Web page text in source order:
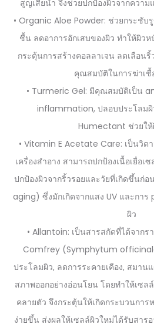
สูญเสียน้ำ จึงช่วยปกป้องผิวจากควา
• Organic Aloe Powder: ช่วยกระชั
ชื้น ลดอาการอักเสบของผิว ทำให้ผิว
กระตุ้นการสร้างคอลลาเจน ลดเลือน
คุณสมบัติในการฆ่าเชื้
• Turmeric Gel: มีคุณสมบัติเป็น
inflammation, ปลอบประโลม
Humectant ช่วยใ
• Vitamin E Acetate Care: เป็นวิต
เครื่องสำอาง สามารถปกป้องเนื้อเยื่อ
ปกป้องผิวจากริ้วรอยและวัยที่เกิดขึ้นก่
aging) ซึ่งมักเกิดจากแสง UV และกา
ผิว
• Allantoin: เป็นสารสกัดที่ได้จาก
Comfrey (Symphytum
ประโลมผิว, ลดการระคายเคือง, สมาน
สภาพออกอย่างอ่อนโยน โดยทำให้เซ
คลายตัว จึงกระตุ้นให้เกิดกระบวนกา
ง่ายขึ้น ส่งผลให้เซลล์ผิวใหม่ได้รับสาร